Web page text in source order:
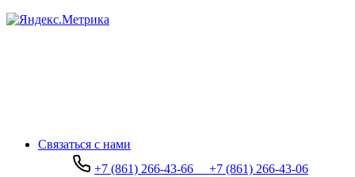
Связаться с нами
+7 (861) 266-43-66
+7 (861) 266-43-06